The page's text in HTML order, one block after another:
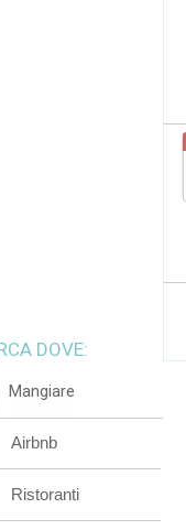
DOVE:
Mangiare
Airbnb
Ristoranti